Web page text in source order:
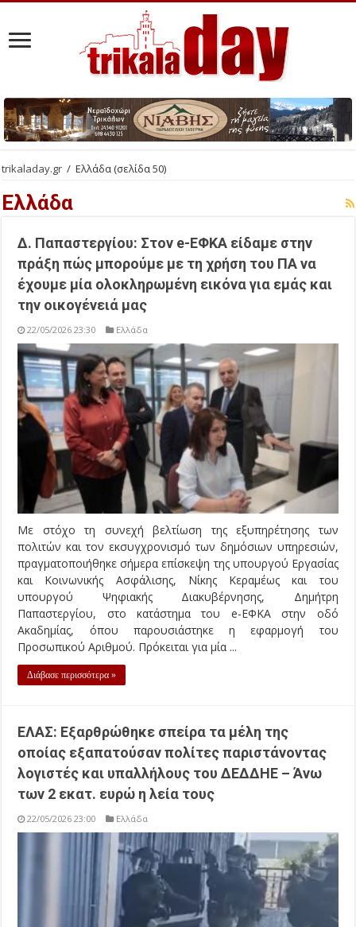
trikaladay.gr / Ελλάδα(σελίδα 50)
Ελλάδα
Δ. Παπαστεργίου: Στον e-ΕΦΚΑ είδαμε στην
πράξη πώς μπορούμε με τη χρήση του ΠΑ να
έχουμε μία ολοκληρωμένη εικόνα για εμάς και
την οικογένειά μας
22/05/2026 23:30 Ελλάδα
Με στόχο τη συνεχή βελτίωση της εξυπηρέτησης των
πολιτών και τον εκσυγχρονισμό των δημόσιων υπηρεσιών,
πραγματοποιήθηκε σήμερα επίσκεψη της υπουργού Εργασίας
και Κοινωνικής Ασφάλισης, Νίκης Κεραμέως και του
υπουργού Ψηφιακής Διακυβέρνησης, Δημήτρη
Παπαστεργίου, στο κατάστημα του e-ΕΦΚΑ στην οδό
Ακαδημίας, όπου παρουσιάστηκε η εφαρμογή του
Προσωπικού Αριθμού. Πρόκειται για μία ...
Διάβασε περισσότερα »
ΕΛΑΣ: Εξαρθρώθηκε σπείρα τα μέλη της
οποίας εξαπατούσαν πολίτες παριστάνοντας
λογιστές και υπαλλήλους του ΔΕΔΔΗΕ – Άνω
των 2 εκατ. ευρώ η λεία τους
22/05/2026 23:00 Ελλάδα